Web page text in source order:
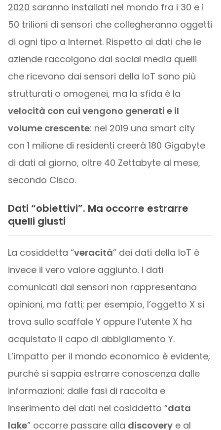
2020 saranno installati nel mondo fra i 30 e i
50 trilioni di sensori che collegheranno oggetti
di ogni tipo a Internet. Rispetto ai dati che le
aziende raccolgono dai social media quelli
che ricevono dai sensori della IoT sono più
strutturati o omogenei, ma la sfida è la
velocità con cui vengono generati e il
volume crescente: nel 2019 una smart city
con 1 milione di residenti creerà 180 Gigabyte
di dati al giorno, oltre 40 Zettabyte al mese,
secondo Cisco.
Dati “obiettivi”. Ma occorre estrarre
quelli giusti
La cosiddetta “veracità” dei dati della IoT è
invece il vero valore aggiunto. I dati
comunicati dai sensori non rappresentano
opinioni, ma fatti; per esempio, l’oggetto X si
trova sullo scaffale Y oppure l’utente X ha
acquistato il capo di abbigliamento Y.
L’impatto per il mondo economico è evidente,
purché si sappia estrarre conoscenza dalle
informazioni: dalle fasi di raccolta e
inserimento dei dati nel cosiddetto “data
lake” occorre passare alla discoverye al